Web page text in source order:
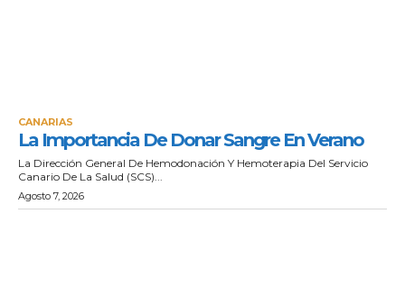
CANARIAS
La Importancia De Donar Sangre En Verano
La Dirección General De Hemodonación Y Hemoterapia Del Servicio
Canario De La Salud (SCS)...
Agosto 7, 2026